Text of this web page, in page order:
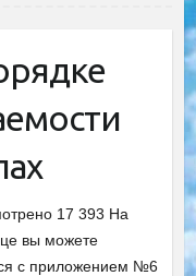
17 393 На
вы можете
с приложением №6